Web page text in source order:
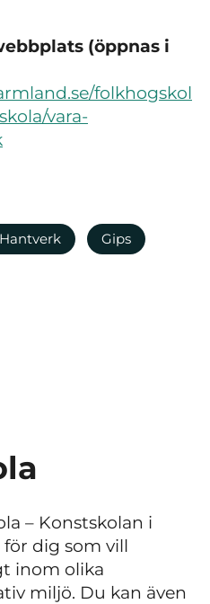
(öppnas i
folkhogskol
vara-
Hantverk Gips
– Konstskolan i
för dig som vill
inom olika
miljö. Du kan även